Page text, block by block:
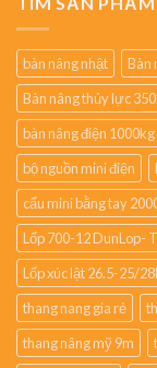
bàn nâng nhật
Bàn
Bàn nâng thủy lực
bàn nâng điện 1000kg
bộ nguồn mini điện
cẩu mini bằng tay
Lốp 700-12 DunLop-
Lốp xúc lật 26.5-25/
thang nang gia rẻ
thang nâng mỹ 9m